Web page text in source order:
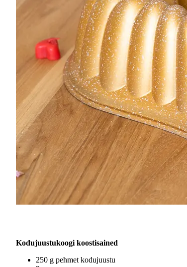
Kodujuustukoogi koostisained
250 g pehmet kodujuustu